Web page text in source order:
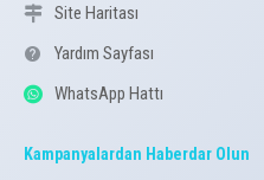
Site Haritası
Yardım Sayfası
WhatsApp Hattı
Kampanyalardan Haberdar Olun